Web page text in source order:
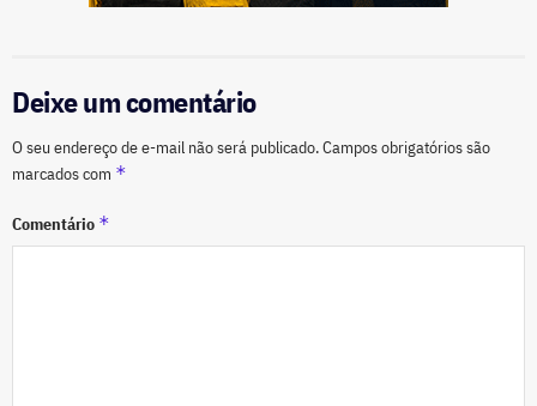
Deixe um comentário
O seu endereço de e-mail não será publicado.Campos obrigatórios são
marcados com *
Comentário *